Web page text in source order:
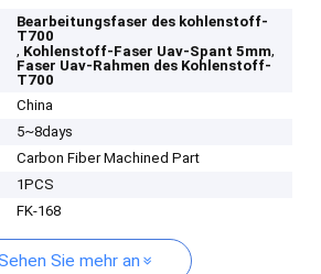
Bearbeitungsfaser des kohlenstoff-
T700
, Kohlenstoff-Faser Uav-Spant 5mm,
Faser Uav-Rahmen des Kohlenstoff-
T700
China
5~8days
Carbon Fiber Machined Part
1PCS
FK-168
Sie mehr an